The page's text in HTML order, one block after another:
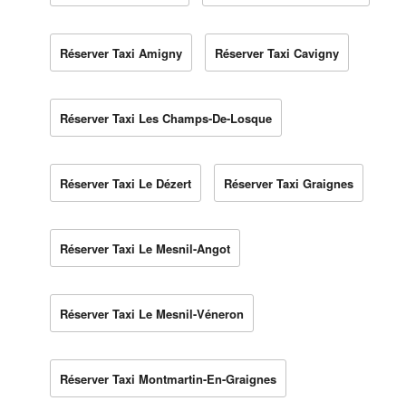
Réserver Taxi Amigny Réserver Taxi Cavigny
Réserver Taxi Les Champs-De-Losque
Réserver Taxi Le Dézert Réserver Taxi Graignes
Réserver Taxi Le Mesnil-Angot
Réserver Taxi Le Mesnil-Véneron
Réserver Taxi Montmartin-En-Graignes